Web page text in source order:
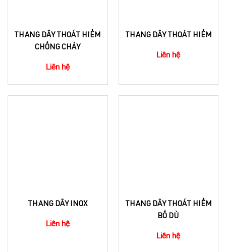
THANG DÂY THOÁT HIỂM
CHỐNG CHÁY
Liên hệ
THANG DÂY THOÁT HIỂM
Liên hệ
THANG DÂY INOX
Liên hệ
THANG DÂY THOÁT HIỂM
BỐ DÙ
Liên hệ